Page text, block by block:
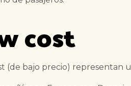
cost
(de bajo precio) representan